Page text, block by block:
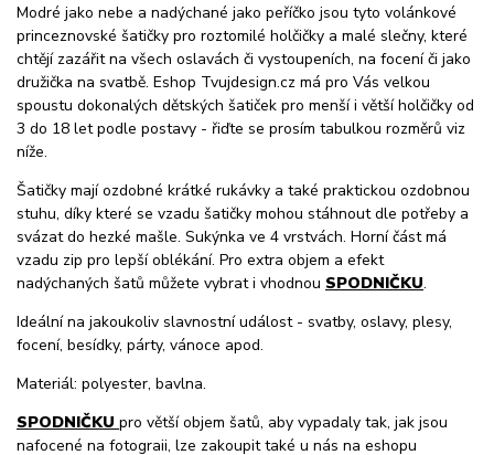
Modré jako nebe a nadýchané jako peříčko jsou tyto volánkové
princeznovské šatičky pro roztomilé holčičky a malé slečny, které
chtějí zazářit na všech oslavách či vystoupeních, na focení či jako
družička na svatbě. Eshop Tvujdesign.cz má pro Vás velkou
spoustu dokonalých dětských šatiček pro menší i větší holčičky od
3 do 18 let podle postavy - řiďte se prosím tabulkou rozměrů viz
níže.
Šatičky mají ozdobné krátké rukávky a také praktickou ozdobnou
stuhu, díky které se vzadu šatičky mohou stáhnout dle potřeby a
svázat do hezké mašle. Sukýnka ve 4 vrstvách. Horní část má
vzadu zip pro lepší oblékání. Pro extra objem a efekt
nadýchaných šatů můžete vybrat i vhodnou SPODNIČKU.
Ideální na jakoukoliv slavnostní událost - svatby, oslavy, plesy,
focení, besídky, párty, vánoce apod.
Materiál: polyester, bavlna.
SPODNIČKU pro větší objem šatů, aby vypadaly tak, jak jsou
nafocené na fotograii, lze zakoupit také u nás na eshopu